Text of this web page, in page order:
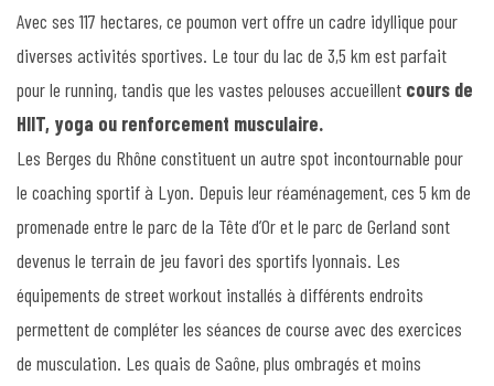
Avec ses 117 hectares, ce poumon vert offre un cadre idyllique pour
diverses activités sportives. Le tour du lac de 3,5 km est parfait
pour le running, tandis que les vastes pelouses accueillent cours de
HIIT, yoga ou renforcement musculaire.
Les Berges du Rhône constituent un autre spot incontournable pour
le coaching sportif à Lyon. Depuis leur réaménagement, ces 5 km de
promenade entre le parc de la Tête d’Or et le parc de Gerland sont
devenus le terrain de jeu favori des sportifs lyonnais. Les
équipements de street workout installés à différents endroits
permettent de compléter les séances de course avec des exercices
de musculation. Les quais de Saône, plus ombragés et moins